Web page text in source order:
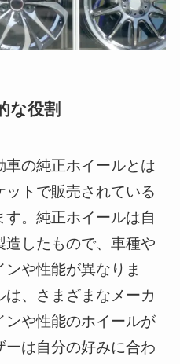
な役割
の純正ホイールとは
トで販売されている
。純正ホイールは自
したもので、車種や
や性能が異なりま
、さまざまなメーカ
ンや性能のホイールが
ーは自分の好みに合わ